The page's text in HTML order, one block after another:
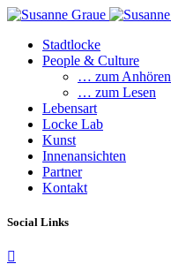
Stadtlocke
People & Culture
… zum Anhören
… zum Lesen
Lebensart
Locke Lab
Kunst
Innenansichten
Partner
Kontakt
Social Links